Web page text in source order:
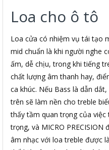
Loa cho ô tô
Loa cửa có nhiệm vụ tái tạo
mid chuẩn là khi người nghe
ấm, dễ chịu, trong khi tiếng
chất lượng âm thanh hay,
ca khúc. Nếu Bass là dẫn
trên sẽ làm nền cho treble
thấy tầm quan trọng của
trọng, và MICRO
âm nhạc với loa treble được